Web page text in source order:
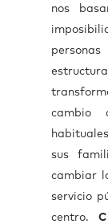
nos
cambio
sus
cambiar
servicio
centro.